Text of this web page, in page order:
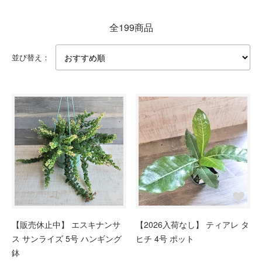
全199商品
並び替え：
【販売休止中】 エスキナンサ
ス サンライズ 5号 ハンギング
鉢
【2026入荷なし】 ティアレ タ
ヒチ 4号 ポット